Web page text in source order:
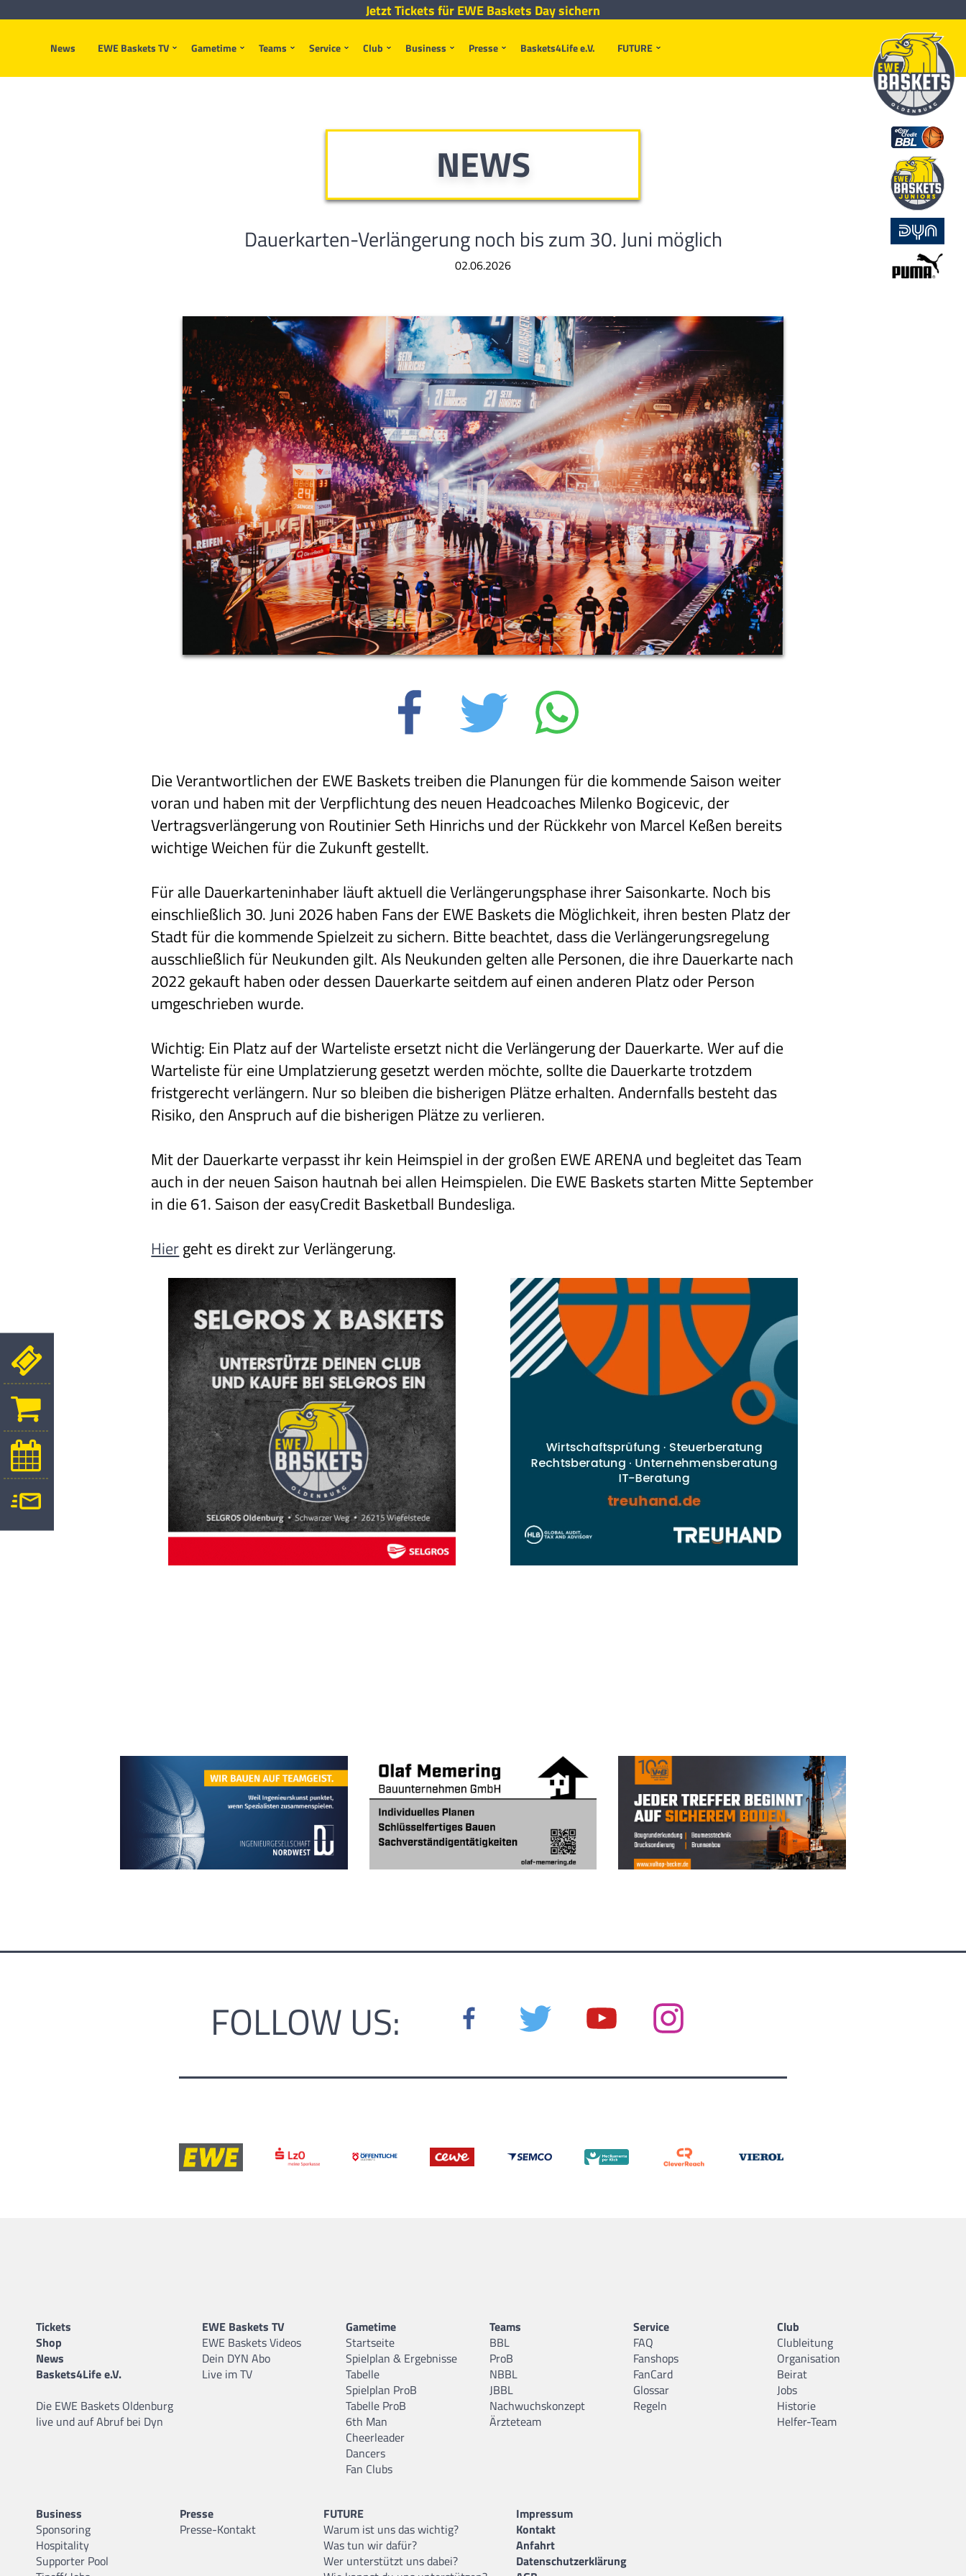
News EWE Baskets TV Gametime Teams Service Club Business Presse Baskets4Life e.V. FUTURE
Jetzt Tickets für EWE Baskets Day sichern
NEWS
Dauerkarten-Verlängerung noch bis zum 30. Juni möglich
02.06.2026
Die Verantwortlichen der EWE Baskets treiben die Planungen für die kommende Saison weiter
voran und haben mit der Verpflichtung des neuen Headcoaches Milenko Bogicevic, der
Vertragsverlängerung von Routinier Seth Hinrichs und der Rückkehr von Marcel Keßen bereits
wichtige Weichen für die Zukunft gestellt.
Für alle Dauerkarteninhaber läuft aktuell die Verlängerungsphase ihrer Saisonkarte. Noch bis
einschließlich 30. Juni 2026 haben Fans der EWE Baskets die Möglichkeit, ihren besten Platz der
Stadt für die kommende Spielzeit zu sichern. Bitte beachtet, dass die Verlängerungsregelung
ausschließlich für Neukunden gilt. Als Neukunden gelten alle Personen, die ihre Dauerkarte nach
2022 gekauft haben oder dessen Dauerkarte seitdem auf einen anderen Platz oder Person
umgeschrieben wurde.
Wichtig: Ein Platz auf der Warteliste ersetzt nicht die Verlängerung der Dauerkarte. Wer auf die
Warteliste für eine Umplatzierung gesetzt werden möchte, sollte die Dauerkarte trotzdem
fristgerecht verlängern. Nur so bleiben die bisherigen Plätze erhalten. Andernfalls besteht das
Risiko, den Anspruch auf die bisherigen Plätze zu verlieren.
Mit der Dauerkarte verpasst ihr kein Heimspiel in der großen EWE ARENA und begleitet das Team
auch in der neuen Saison hautnah bei allen Heimspielen. Die EWE Baskets starten Mitte September
in die 61. Saison der easyCredit Basketball Bundesliga.
Hiergeht es direkt zur Verlängerung.
FOLLOW US:
Tickets
Shop
News
Baskets4Life e.V.
Die EWE Baskets Oldenburg
live und auf Abruf bei Dyn
EWE Baskets TV
EWE Baskets Videos
Dein DYN Abo
Live im TV
Gametime
Startseite
Spielplan & Ergebnisse
Tabelle
Spielplan ProB
Tabelle ProB
6th Man
Cheerleader
Dancers
Fan Clubs
Teams
BBL
ProB
NBBL
JBBL
Nachwuchskonzept
Ärzteteam
Service
FAQ
Fanshops
FanCard
Glossar
Regeln
Club
Clubleitung
Organisation
Beirat
Jobs
Historie
Helfer-Team
Business
Sponsoring
Hospitality
Supporter Pool
Presse
Presse-Kontakt
FUTURE
Warum ist uns das wichtig?
Was tun wir dafür?
Wer unterstützt uns dabei?
Impressum
Kontakt
Anfahrt
Datenschutzerklärung